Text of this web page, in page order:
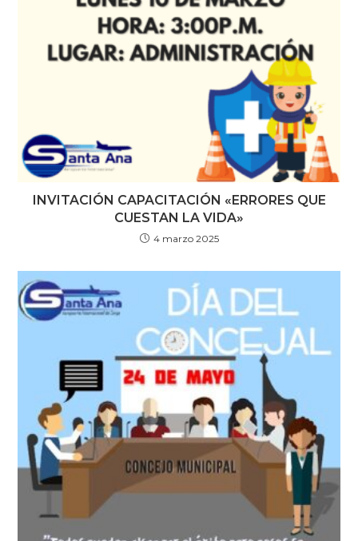
INVITACIÓN CAPACITACIÓN «ERRORES QUE
CUESTAN LA VIDA»
4 marzo 2025